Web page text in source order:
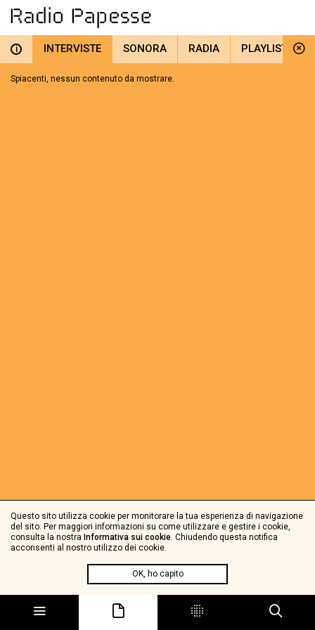
i INTERVISTE SONORA RADIA PLAYLIST
Spiacenti, nessun contenuto da mostrare.
Questo sito utilizza cookie per monitorare la tua esperienza di navigazione
del sito. Per maggiori informazioni su come utilizzare e gestire i cookie,
consulta la nostra Informativa sui cookie. Chiudendo questa notifica
acconsenti al nostro utilizzo dei cookie.
OK, ho capito